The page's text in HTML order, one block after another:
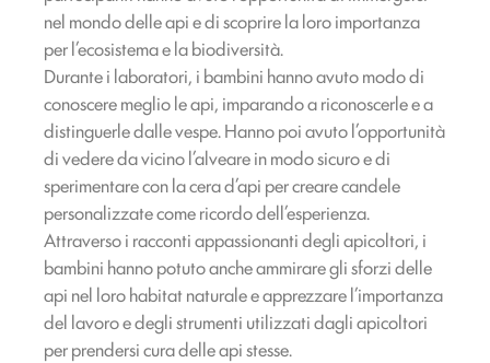
nel mondo delle api e di scoprire la loro importanza
per l’ecosistema e la biodiversità.
Durante i laboratori, i bambini hanno avuto modo di
conoscere meglio le api, imparando a riconoscerle e a
distinguerle dalle vespe. Hanno poi avuto l’opportunità
di vedere da vicino l’alveare in modo sicuro e di
sperimentare con la cera d’api per creare candele
personalizzate come ricordo dell’esperienza.
Attraverso i racconti appassionanti degli apicoltori, i
bambini hanno potuto anche ammirare gli sforzi delle
api nel loro habitat naturale e apprezzare l’importanza
del lavoro e degli strumenti utilizzati dagli apicoltori
per prendersi cura delle api stesse.